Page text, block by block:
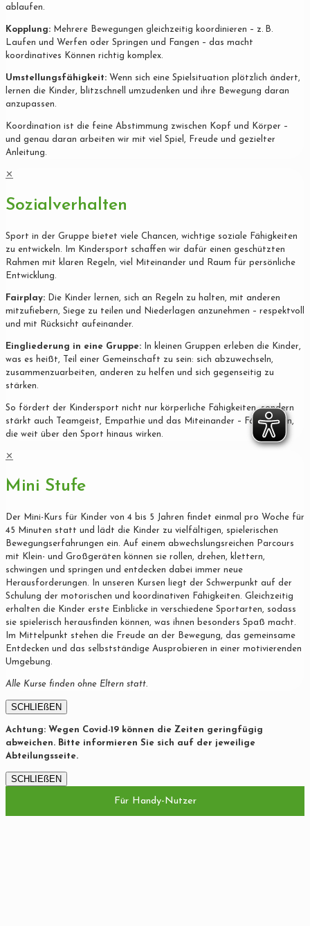
ablaufen.
Kopplung: Mehrere Bewegungen gleichzeitig koordinieren – z. B.
Laufen und Werfen oder Springen und Fangen – das macht
koordinatives Können richtig komplex.
Umstellungsfähigkeit: Wenn sich eine Spielsituation plötzlich ändert,
lernen die Kinder, blitzschnell umzudenken und ihre Bewegung daran
anzupassen.
Koordination ist die feine Abstimmung zwischen Kopf und Körper –
und genau daran arbeiten wir mit viel Spiel, Freude und gezielter
Anleitung.
✕
Sozialverhalten
Sport in der Gruppe bietet viele Chancen, wichtige soziale Fähigkeiten
zu entwickeln. Im Kindersport schaffen wir dafür einen geschützten
Rahmen mit klaren Regeln, viel Miteinander und Raum für persönliche
Entwicklung.
Fairplay: Die Kinder lernen, sich an Regeln zu halten, mit anderen
mitzufiebern, Siege zu teilen und Niederlagen anzunehmen – respektvoll
und mit Rücksicht aufeinander.
Eingliederung in eine Gruppe: In kleinen Gruppen erleben die Kinder,
was es heißt, Teil einer Gemeinschaft zu sein: sich abzuwechseln,
zusammenzuarbeiten, anderen zu helfen und sich gegenseitig zu
stärken.
So fördert der Kindersport nicht nur körperliche Fähigkeiten, sondern
stärkt auch Teamgeist, Empathie und das Miteinander – Fähigkeiten,
die weit über den Sport hinaus wirken.
✕
Mini Stufe
Der Mini-Kurs für Kinder von 4 bis 5 Jahren findet einmal pro Woche für
45 Minuten statt und lädt die Kinder zu vielfältigen, spielerischen
Bewegungserfahrungen ein. Auf einem abwechslungsreichen Parcours
mit Klein- und Großgeräten können sie rollen, drehen, klettern,
schwingen und springen und entdecken dabei immer neue
Herausforderungen. In unseren Kursen liegt der Schwerpunkt auf der
Schulung der motorischen und koordinativen Fähigkeiten. Gleichzeitig
erhalten die Kinder erste Einblicke in verschiedene Sportarten, sodass
sie spielerisch herausfinden können, was ihnen besonders Spaß macht.
Im Mittelpunkt stehen die Freude an der Bewegung, das gemeinsame
Entdecken und das selbstständige Ausprobieren in einer motivierenden
Umgebung.
Alle Kurse finden ohne Eltern statt.
SCHLIEßEN
Achtung: Wegen Covid-19 können die Zeiten geringfügig
abweichen. Bitte informieren Sie sich auf der jeweilige
Abteilungsseite.
SCHLIEßEN
Für Handy-Nutzer